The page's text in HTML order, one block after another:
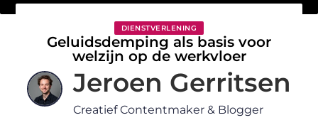
DIENSTVERLENING
Geluidsdemping als basis voor
welzijn op de werkvloer
Jeroen Gerritsen
Creatief Contentmaker & Blogger